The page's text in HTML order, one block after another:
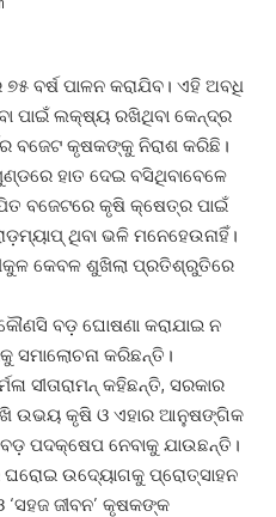
୭୫ ବର୍ଷ ପାଳନ କରାଯିବ। ଏହି ଅବଧି
ପାଇଁ ଲକ୍ଷ୍ୟ ରଖିଥିବା କେନ୍ଦ୍ର
ବଜେଟ କୃଷକଙ୍କୁ ନିରାଶ କରିଛି।
ହାତ ଦେଇ ବସିଥିବାବେଳେ
ବଜେଟରେ କୃଷି କ୍ଷେତ୍ର ପାଇଁ
ଥିବା ଭଳି ମନେହେଉନାହିଁ।
କେବଳ ଶୁଖିଲା ପ୍ରତିଶ୍ରୁତିରେ
ବଡ଼ ଘୋଷଣା କରାଯାଇ ନ
ସମାଲୋଚନା କରିଛନ୍ତି।
ସୀତାରାମନ୍‌ କହିଛନ୍ତି, ସରକାର
ଉଭୟ କୃଷି ଓ ଏହାର ଆନୁଷଙ୍ଗିକ
ପଦକ୍ଷେପ ନେବାକୁ ଯାଉଛନ୍ତି।
ଘରୋଇ ଉଦ୍ୟୋଗକୁ ପ୍ରୋତ୍ସାହନ
‘ସହଜ ଜୀବନ’ କୃଷକଙ୍କ